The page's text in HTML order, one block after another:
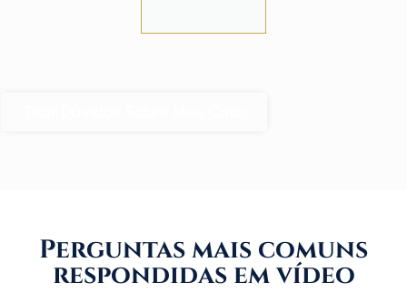
Perguntas mais comuns
respondidas em vídeo